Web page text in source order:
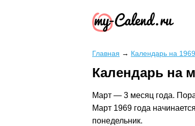
Главная → Календарь на
Календарь на
Март — 3 месяц года.
Март 1969 года
понедельник.